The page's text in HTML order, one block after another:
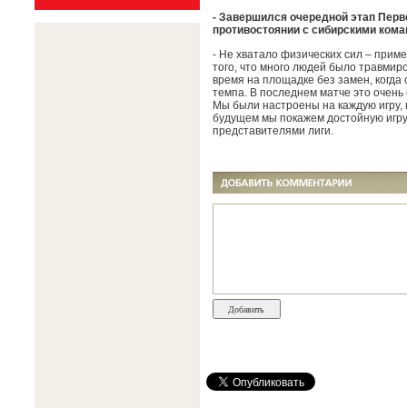
- Завершился очередной этап
противостоянии с сибирскими
- Не хватало физических сил –
того, что много людей было
время на площадке без замен,
темпа. В последнем матче это очень
Мы были настроены на каждую игру,
будущем мы покажем достойную
представителями лиги.